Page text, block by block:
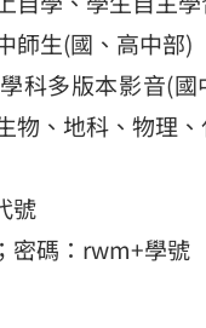
師生(國、高中部)
科多版本影音(
物、地科、物理
號
密碼：rwm+學號